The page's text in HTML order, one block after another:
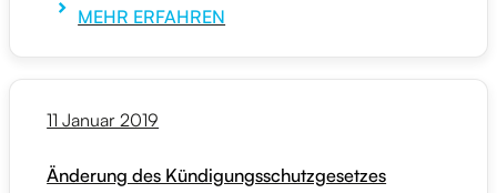
MEHR ERFAHREN
11 Januar 2019
Änderung des Kündigungsschutzgesetzes